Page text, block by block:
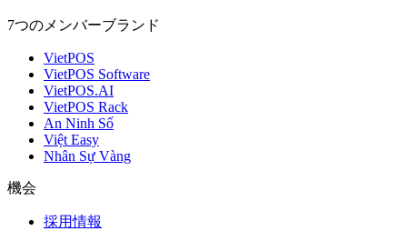
7つのメンバーブランド
VietPOS
VietPOS Software
VietPOS.AI
VietPOS Rack
An Ninh Số
Việt Easy
Nhân Sự Vàng
機会
採用情報